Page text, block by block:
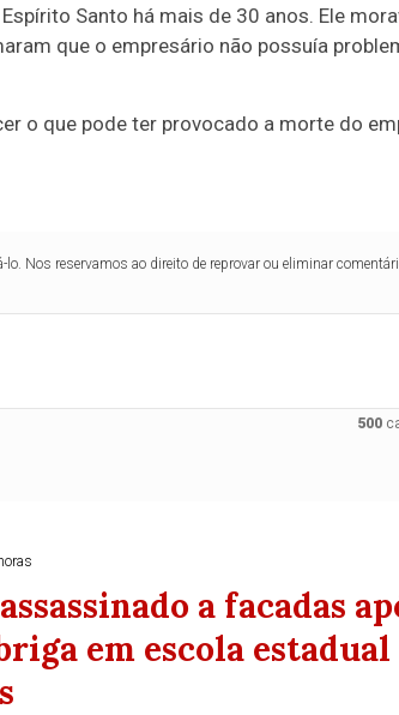
Santo há mais de 30 anos. Ele
que o empresário não possuía
o que pode ter provocado a morte do
Nos reservamos ao direito de reprovar ou eliminar
500
a facadas
em escola estadual